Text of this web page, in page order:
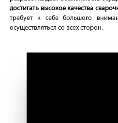
достигать высокое качества
требует к себе большого
осуществляться со всех сторон.